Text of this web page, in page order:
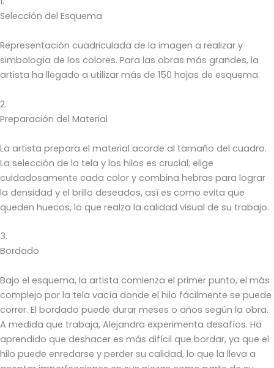
Selección del Esquema
Representación cuadriculada de la imagen a realizar y
simbología de los colores. Para las obras más grandes, la
artista ha llegado a utilizar más de 150 hojas de esquema.
2.
Preparación del Material
La artista prepara el material acorde al tamaño del cuadro.
La selección de la tela y los hilos es crucial; elige
cuidadosamente cada color y combina hebras para lograr
la densidad y el brillo deseados, así es como evita que
queden huecos, lo que realza la calidad visual de su trabajo.
3.
Bordado
Bajo el esquema, la artista comienza el primer punto, el más
complejo por la tela vacía donde el hilo fácilmente se puede
correr. El bordado puede durar meses o años según la obra.
A medida que trabaja, Alejandra experimenta desafíos. Ha
aprendido que deshacer es más difícil que bordar, ya que el
hilo puede enredarse y perder su calidad, lo que la lleva a